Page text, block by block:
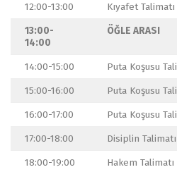
12:00-13:00
Kıyafet Talimatı
13:00-
14:00
ÖĞLE ARASI
14:00-15:00
Puta Koşusu
15:00-16:00
Puta Koşusu
16:00-17:00
Puta Koşusu
17:00-18:00
Disiplin Talimatı
18:00-19:00
Hakem Talimatı